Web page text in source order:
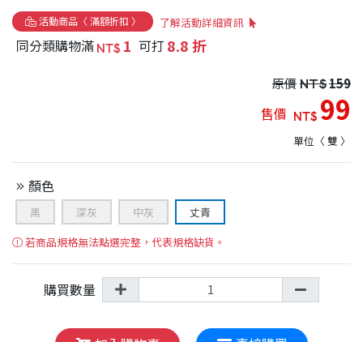
活動商品〈 滿額折扣 〉 了解活動詳細資訊
同分類購物滿NT$ 1 可打 8.8 折
原價NT$159
售價 NT$ 99
單位〈 雙 〉
顏色
黑 深灰 中灰
丈青
若商品規格無法點選完整，代表規格缺貨。
購買數量